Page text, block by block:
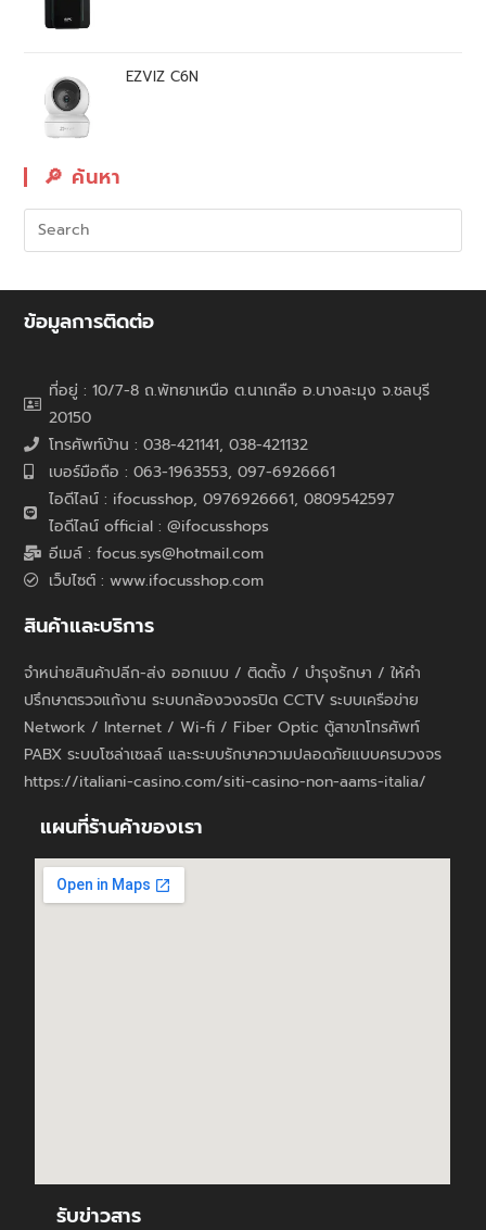
EZVIZ C6N
🔎︎ ค้นหา
ข้อมูลการติดต่อ
ที่อยู่ : 10/7-8 ถ.พัทยาเหนือ ต.นาเกลือ อ.บางละมุง จ.ชลบุรี
20150
โทรศัพท์บ้าน : 038-421141, 038-421132
เบอร์มือถือ : 063-1963553, 097-6926661
ไอดีไลน์ : ifocusshop, 0976926661, 0809542597
ไอดีไลน์ official : @ifocusshops
อีเมล์ : focus.sys@hotmail.com
เว็บไซต์ : www.ifocusshop.com
สินค้าและบริการ
จำหน่ายสินค้าปลีก-ส่ง ออกแบบ / ติดตั้ง / บำรุงรักษา / ให้คำ
ปรึกษาตรวจแก้งาน ระบบกล้องวงจรปิด CCTV ระบบเครือข่าย
Network / Internet / Wi-fi / Fiber Optic ตู้สาขาโทรศัพท์
PABX ระบบโซล่าเซลล์ และระบบรักษาความปลอดภัยแบบครบวงจร
https://italiani-casino.com/siti-casino-non-aams-italia/
แผนที่ร้านค้าของเรา
รับข่าวสาร